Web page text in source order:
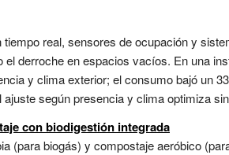
real, sensores de ocupación y
derroche en espacios vacíos. En una
y clima exterior; el consumo bajó un
según presencia y clima optimiza
con biodigestión integrada
(para biogás) y compostaje aeróbico